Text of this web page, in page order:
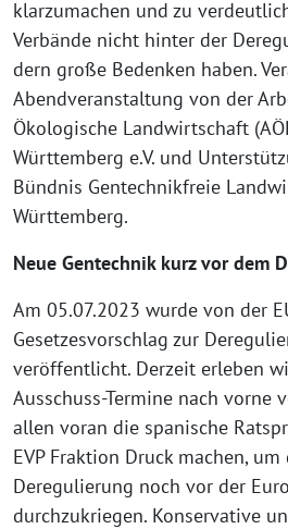
klar­zu­ma­chen und zu
Verbände nicht hin­ter der
dern gro­ße Bedenken haben.
Abendveranstaltung von der
Ökologische Landwirtschaft
Württemberg e.V. und
Bündnis Gentechnikfreie
Württemberg.
Neue Gentechnik kurz vor dem
Am 05.07.2023 wur­de von der
Gesetzesvorschlag zur
ver­öf­fent­licht. Derzeit erle­ben
Ausschuss-Termine nach vor­ne
allen vor­an die spa­ni­sche
EVP Fraktion Druck machen, um
Deregulierung noch vor der
durch­zu­krie­gen. Konservative